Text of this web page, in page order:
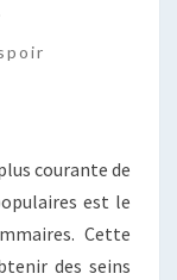
courante de
est le
Cette
des seins